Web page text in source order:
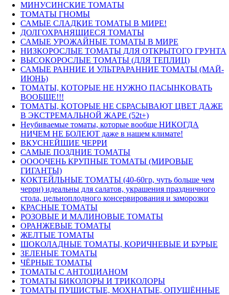
МИНУСИНСКИЕ ТОМАТЫ
ТОМАТЫ ГНОМЫ
САМЫЕ СЛАДКИЕ ТОМАТЫ В МИРЕ!
ДОЛГОХРАНЯЩИЕСЯ ТОМАТЫ
САМЫЕ УРОЖАЙНЫЕ ТОМАТЫ В МИРЕ
НИЗКОРОСЛЫЕ ТОМАТЫ ДЛЯ ОТКРЫТОГО ГРУНТА
ВЫСОКОРОСЛЫЕ ТОМАТЫ (ДЛЯ ТЕПЛИЦ)
САМЫЕ РАННИЕ И УЛЬТРАРАННИЕ ТОМАТЫ (МАЙ-
ИЮНЬ)
ТОМАТЫ, КОТОРЫЕ НЕ НУЖНО ПАСЫНКОВАТЬ
ВООБЩЕ!!!
ТОМАТЫ, КОТОРЫЕ НЕ СБРАСЫВАЮТ ЦВЕТ ДАЖЕ
В ЭКСТРЕМАЛЬНОЙ ЖАРЕ (52t+)
Неубиваемые томаты, которые вообще НИКОГДА
НИЧЕМ НЕ БОЛЕЮТ даже в нашем климате!
ВКУСНЕЙШИЕ ЧЕРРИ
САМЫЕ ПОЗДНИЕ ТОМАТЫ
ООООЧЕНЬ КРУПНЫЕ ТОМАТЫ (МИРОВЫЕ
ГИГАНТЫ)
КОКТЕЙЛЬНЫЕ ТОМАТЫ (40-60гр, чуть больше чем
черри) идеальны для салатов, украшения праздничного
стола, цельноплодного консервирования и заморозки
КРАСНЫЕ ТОМАТЫ
РОЗОВЫЕ И МАЛИНОВЫЕ ТОМАТЫ
ОРАНЖЕВЫЕ ТОМАТЫ
ЖЕЛТЫЕ ТОМАТЫ
ШОКОЛАДНЫЕ ТОМАТЫ, КОРИЧНЕВЫЕ И БУРЫЕ
ЗЕЛЕНЫЕ ТОМАТЫ
ЧЁРНЫЕ ТОМАТЫ
ТОМАТЫ С АНТОЦИАНОМ
ТОМАТЫ БИКОЛОРЫ И ТРИКОЛОРЫ
ТОМАТЫ ПУШИСТЫЕ, МОХНАТЫЕ, ОПУШЁННЫЕ